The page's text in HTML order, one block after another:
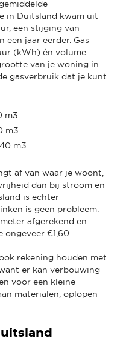
in Duitsland kwam uit
een stijging van
een jaar eerder. Gas
(kWh) én volume
van je woning in
gasverbruik dat je kunt
m3
m3
m3
af van waar je woont,
dan bij stroom en
is echter
is geen probleem.
afgerekend en
ongeveer €1,60.
rekening houden met
er kan verbouwing
voor een kleine
materialen, oplopen